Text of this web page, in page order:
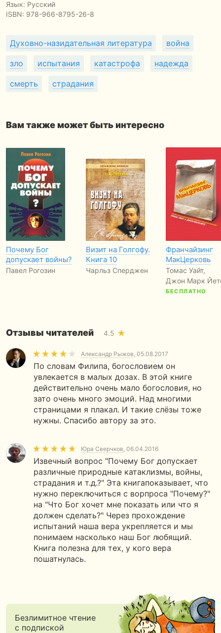
Язык: Русский
ISBN: 978-966-8795-26-8
Духовно-назидательная литература война
зло испытания катастрофа надежда
смерть страдания
Вам также может быть интересно
Почему Бог
допускает войны?
Павел Рогозин
Визит на Голгофу.
Книга 10
Чарльз Сперджен
Франчайзинг
МакЦерковь
Томас Уайт,
Джон Марк
БЕСПЛАТНО
Отзывы читателей 4.5
Александр Рыжов, 05.08.2017
По словам Филипа, богословием он
увлекается в малых дозах. В этой книге
действительно очень мало богословия, но
зато очень много эмоций. Над многими
страницами я плакал. И такие слёзы тоже
нужны. Спасибо автору за это.
Юра Сверчков, 06.04.2016
Извечный вопрос "Почему Бог допускает
различные природные катаклизмы, войны,
страдания и т.д.?" Эта книгапоказывает, что
нужно переключиться с ворпроса "Почему?"
на "Что Бог хочет мне показать или что я
должен сделать?" Через прохождение
испытаний наша вера укрепляется и мы
понимаем насколько наш Бог любящий.
Книга полезна для тех, у кого вера
пошатнулась.
Безлимитное чтение
с подпиской